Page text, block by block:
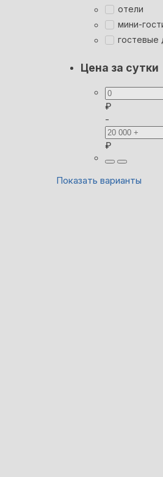
отели
мини-
гостевые
Цена за сутки
₽
-
₽
Показать варианты